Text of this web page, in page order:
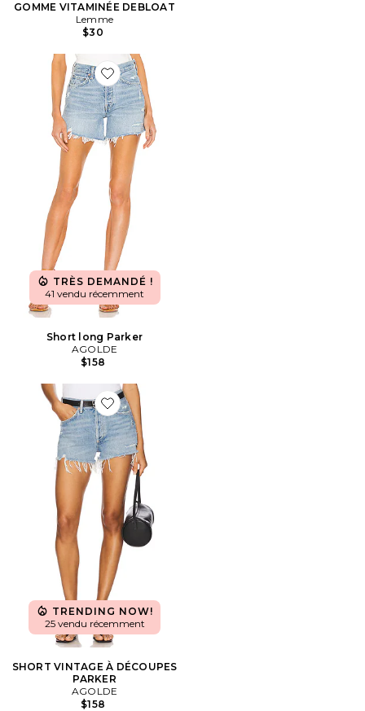
GOMME VITAMINÉE DEBLOAT
Lemme
$30
Favorite Short long Parker
TRÈS DEMANDÉ !
41 vendu récemment
Short long Parker
AGOLDE
$158
Favorite SHORT VINTAGE À DÉCOUPES PARKER
TRENDING NOW!
25 vendu récemment
SHORT VINTAGE À DÉCOUPES
PARKER
AGOLDE
$158